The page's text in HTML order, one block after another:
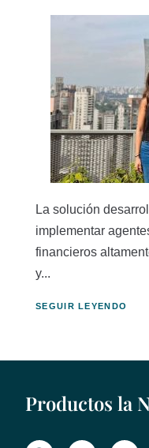
La solución
implementar
financieros
y...
SEGUIR LEYENDO
Productos la